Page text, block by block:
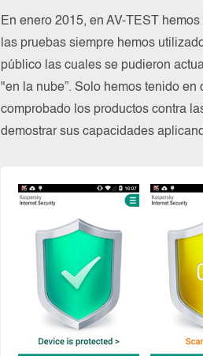
En enero 2015, en AV-TEST
las pruebas siempre hemos
público las cuales se pudieron
"en la nube”. Solo hemos tenido
comprobado los productos contra
demostrar sus capacidades